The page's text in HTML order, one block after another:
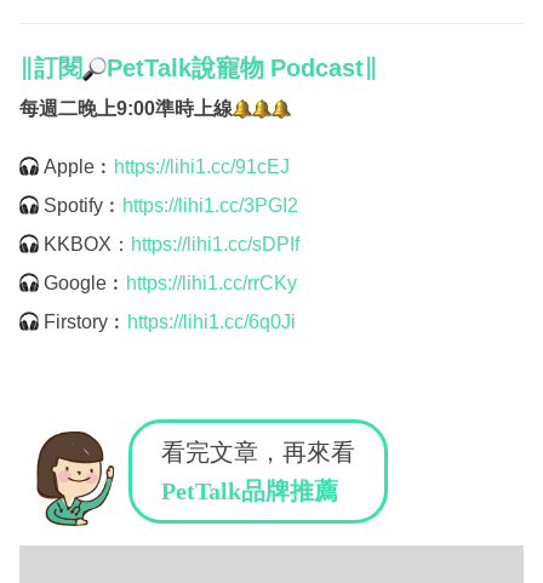
∥訂閱 PetTalk說寵物 Podcast
每週二晚上9:00準時上線
Apple︰ https://lihi1.cc/91cEJ
Spotify︰ https://lihi1.cc/3PGI2
KKBOX： https://lihi1.cc/sDPIf
Google︰ https://lihi1.cc/rrCKy
Firstory︰ https://lihi1.cc/6q0Ji
看完文章，再來看
PetTalk品牌推薦